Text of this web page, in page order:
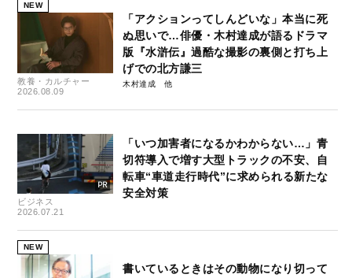
NEW
教養・カルチャー
2026.08.09
「アクションってしんどいな」本当に死
ぬ思いで…俳優・木村達成が語るドラマ
版『水滸伝』過酷な撮影の裏側と打ち上
げでの北方謙三
木村達成
ビジネス
2026.07.21
「いつ加害者になるかわからない…」青
切符導入で増す大型トラックの不安、自
転車“車道走行時代”に求められる新たな
安全対策
NEW
書いているときはその動物になり切って